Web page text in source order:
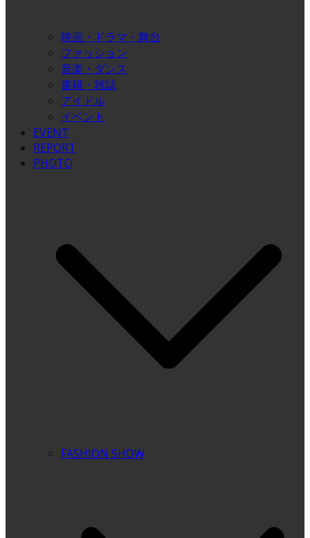
映画・ドラマ・舞台
ファッション
音楽・ダンス
書籍・雑誌
アイドル
イベント
EVENT
REPORT
PHOTO
FASHION SHOW